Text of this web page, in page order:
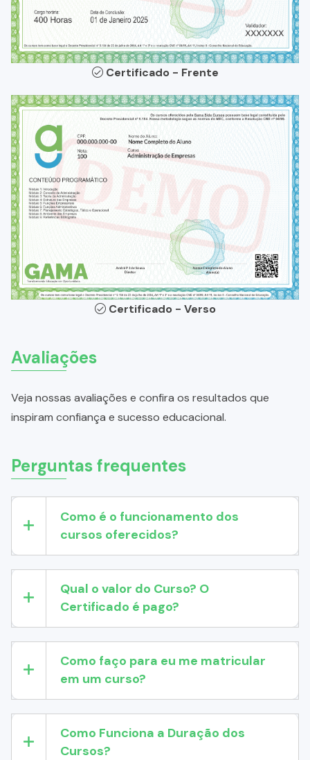
Certificado - Frente
Certificado - Verso
Avaliações
Veja nossas avaliações e confira os resultados que
inspiram confiança e sucesso educacional.
Perguntas frequentes
Como é o funcionamento dos
cursos oferecidos?
Qual o valor do Curso? O
Certificado é pago?
Como faço para eu me matricular
em um curso?
Como Funciona a Duração dos
Cursos?